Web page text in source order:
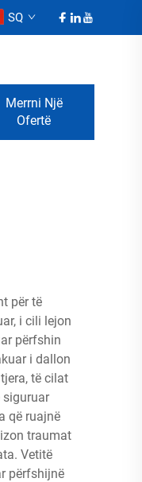
SQ
Merrni Një
Ofertë
për të
i cili lejon
përfshin
i dallon
të cilat
siguruar
që ruajnë
traumat
Vetitë
përfshijnë